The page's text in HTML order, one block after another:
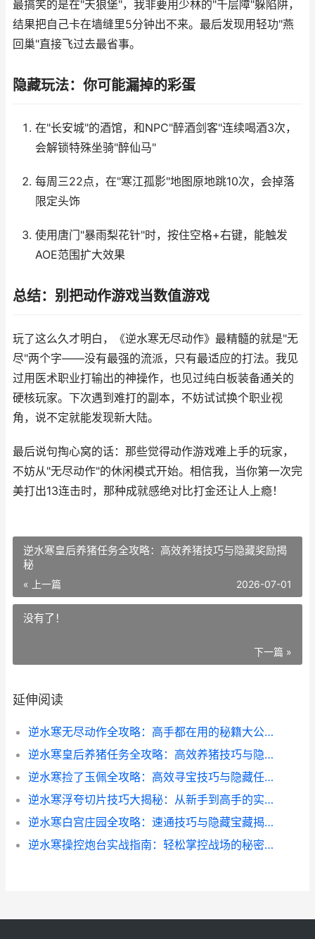
最搞笑的是在"天狼堡"，我非要用少林的"千层障"躲陷阱，
结果把自己卡在墙缝里5分钟出不来。最后发现用轻功"燕
回巢"直接飞过去最省事。
隐藏玩法：你可能漏掉的彩蛋
在"长安城"的酒馆，和NPC"醉酒剑客"连续喝酒3次，
会解锁特殊坐骑"醉仙马"
每周三22点，在"寒江孤影"地图原地跳10次，会掉落
限定头饰
使用唐门"暴雨梨花针"时，按住空格+右键，能触发
AOE范围扩大效果
总结：别把动作游戏当数值游戏
玩了这么久才明白，《逆水寒无尽动作》最精髓的就是"无
尽"两个字——没有最强的流派，只有最适应的打法。我见
过用医术职业打输出的神操作，也见过纯白板装备通关的
硬核玩家。下次遇到难打的副本，不妨试试换个职业视
角，说不定就能发现新大陆。
最后说句掏心窝的话：那些觉得动作游戏难上手的玩家，
不妨从"无尽动作"的休闲模式开始。相信我，当你第一次完
美打出13连击时，那种成就感绝对比打金还让人上瘾！
逆水寒皇后养猪任务全攻略：高效养猪技巧与隐藏奖励揭
秘
« 上一篇 2026-07-01
没有了！
下一篇 »
延伸阅读
逆水寒无尽动作全攻略：高手都在用的秘籍大公开
逆水寒皇后养猪任务全攻略：高效养猪技巧与隐藏奖励揭秘
逆水寒捡了玉佩全攻略：高效寻宝技巧与隐藏任务揭秘
逆水寒浮夸切片技巧大揭秘：从新手到高手的实战心得
逆水寒白宫庄园全攻略：速通技巧与隐藏宝藏揭秘
逆水寒操控炮台实战指南：轻松掌控战场的秘密武器